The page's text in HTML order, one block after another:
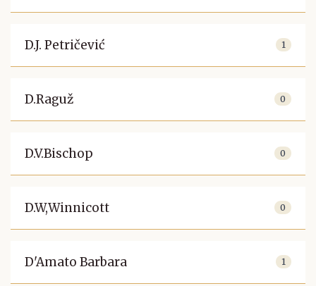
D.J. Petričević 1
D.Raguž 0
D.V.Bischop 0
D.W,Winnicott 0
D'Amato Barbara 1